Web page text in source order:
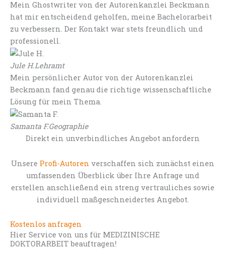
Mein Ghostwriter von der Autorenkanzlei Beckmann
hat mir entscheidend geholfen, meine Bachelorarbeit
zu verbessern. Der Kontakt war stets freundlich und
professionell.
Jule H.Lehramt
Mein persönlicher Autor von der Autorenkanzlei
Beckmann fand genau die richtige wissenschaftliche
Lösung für mein Thema.
Samanta F.Geographie
Direkt ein unverbindliches Angebot anfordern
Unsere Profi-Autoren verschaffen sich zunächst einen
umfassenden Überblick über Ihre Anfrage und
erstellen anschließend ein streng vertrauliches sowie
individuell maßgeschneidertes Angebot.
Kostenlos anfragen
Hier Service von uns für MEDIZINISCHE
DOKTORARBEIT beauftragen!